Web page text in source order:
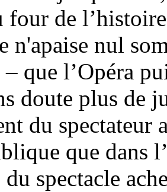
four de
n'apaise nul
que l’Opéra
doute plus de
du spectateur
que dans
spectacle